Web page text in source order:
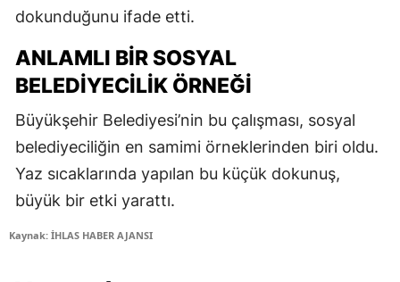
dokunduğunu ifade etti.
ANLAMLI BIR SOSYAL
BELEDIYECILIK ÖRNEĞI
Büyükşehir Belediyesi’nin bu çalışması, sosyal
belediyeciliğin en samimi örneklerinden biri oldu.
Yaz sıcaklarında yapılan bu küçük dokunuş,
büyük bir etki yarattı.
Kaynak: İHLAS HABER AJANSI